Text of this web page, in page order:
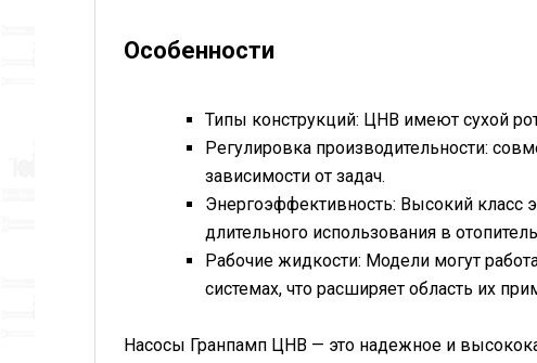
Особенности
Типы конструкций: ЦНВ имеют сухой
Регулировка производительности:
зависимости от задач.
Энергоэффективность: Высокий класс
длительного использования в
Рабочие жидкости: Модели могут
системах, что расширяет область их
Насосы Гранпамп ЦНВ — это надежное и